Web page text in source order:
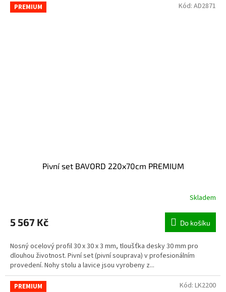
PREMIUM
Pivní set BAVORD 220x70cm PREMIUM
Skladem
5 567 Kč Do košíku
Nosný ocelový profil 30 x 30 x 3 mm, tloušťka desky 30 mm pro
dlouhou životnost. Pivní set (pivní souprava) v profesionálním
provedení. Nohy stolu a lavice jsou vyrobeny z...
Kód: AD2871
PREMIUM Kód: LK2200